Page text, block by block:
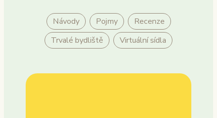
Návody Pojmy
Recenze
Trvalé bydliště
Virtuální sídla